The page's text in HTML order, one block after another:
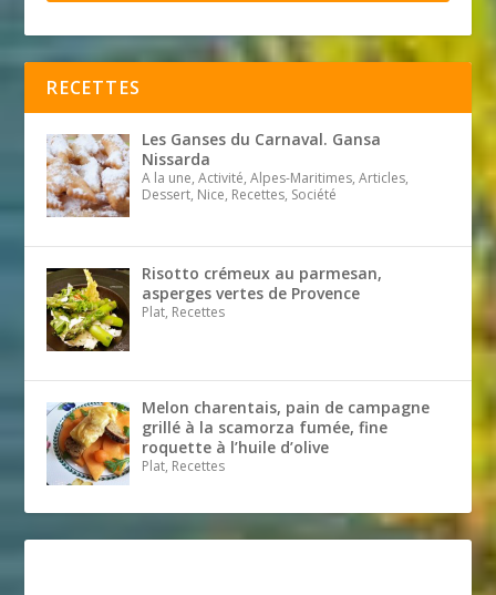
RECETTES
Les Ganses du Carnaval. Gansa
Nissarda
A la une, Activité, Alpes-Maritimes, Articles,
Dessert, Nice, Recettes, Société
Risotto crémeux au parmesan,
asperges vertes de Provence
Plat, Recettes
Melon charentais, pain de campagne
grillé à la scamorza fumée, fine
roquette à l’huile d’olive
Plat, Recettes